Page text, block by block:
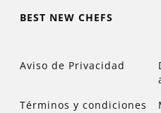
BEST NEW CHEFS
Aviso de Privacidad
Términos y condiciones